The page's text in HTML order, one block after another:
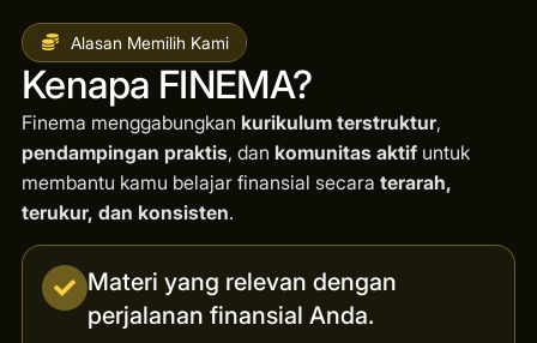
Alasan Memilih Kami
Kenapa FINEMA?
Finema menggabungkan kurikulum terstruktur,
pendampingan praktis, dan komunitas aktifuntuk
membantu kamu belajar finansial secara terarah,
terukur, dan konsisten.
Materi yang relevan dengan
perjalanan finansial Anda.